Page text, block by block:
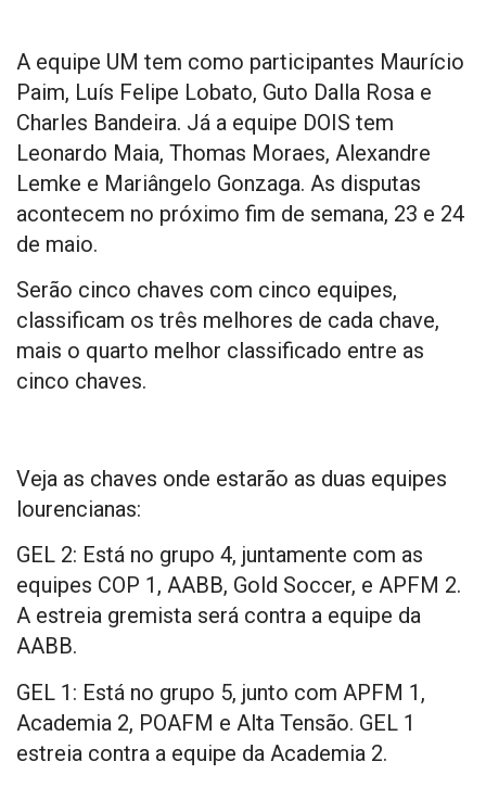
A equipe UM tem como participantes Maurício
Paim, Luís Felipe Lobato, Guto Dalla Rosa e
Charles Bandeira. Já a equipe DOIS tem
Leonardo Maia, Thomas Moraes, Alexandre
Lemke e Mariângelo Gonzaga. As disputas
acontecem no próximo fim de semana, 23 e 24
de maio.
Serão cinco chaves com cinco equipes,
classificam os três melhores de cada chave,
mais o quarto melhor classificado entre as
cinco chaves.
Veja as chaves onde estarão as duas equipes
lourencianas:
GEL 2: Está no grupo 4, juntamente com as
equipes COP 1, AABB, Gold Soccer, e APFM 2.
A estreia gremista será contra a equipe da
AABB.
GEL 1: Está no grupo 5, junto com APFM 1,
Academia 2, POAFM e Alta Tensão. GEL 1
estreia contra a equipe da Academia 2.